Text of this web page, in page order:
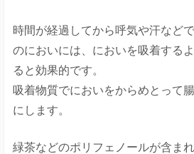
時間が経過してから呼気や汗など
のにおいには、においを吸着する
ると効果的です。
吸着物質でにおいをからめとって
にします。
緑茶などのポリフェノールが含ま